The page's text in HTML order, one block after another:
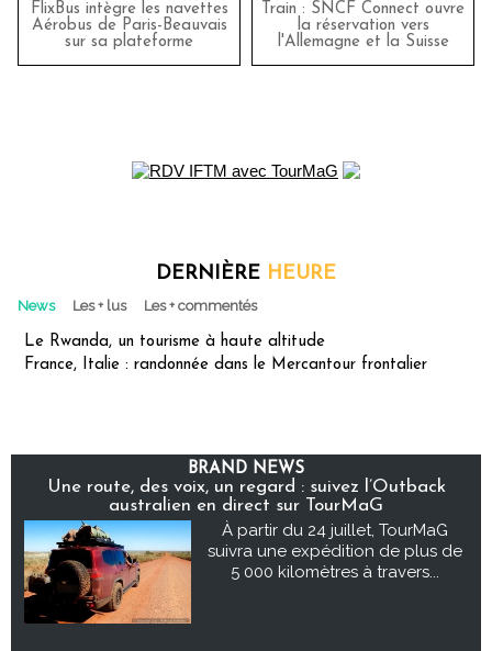
FlixBus intègre les navettes
Aérobus de Paris-Beauvais
sur sa plateforme
Train : SNCF Connect ouvre
la réservation vers
l'Allemagne et la Suisse
DERNIÈRE HEURE
News Les + lus Les + commentés
Le Rwanda, un tourisme à haute altitude
France, Italie : randonnée dans le Mercantour frontalier
BRAND NEWS
Une route, des voix, un regard : suivez l’Outback
australien en direct sur TourMaG
À partir du 24 juillet, TourMaG
suivra une expédition de plus de
5 000 kilomètres à travers...